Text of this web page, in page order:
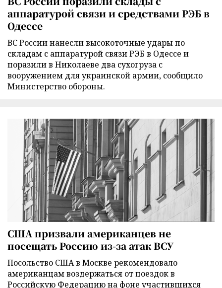
аппаратурой связи и средствами РЭБ в
Одессе
ВС России нанесли высокоточные удары по
складам с аппаратурой связи РЭБ в Одессе и
поразили в Николаеве два сухогруза с
вооружением для украинской армии, сообщило
Министерство обороны.
США призвали американцев не
посещать Россию из-за атак ВСУ
Посольство США в Москве рекомендовало
американцам воздержаться от поездок в
Российскую Федерацию на фоне участившихся